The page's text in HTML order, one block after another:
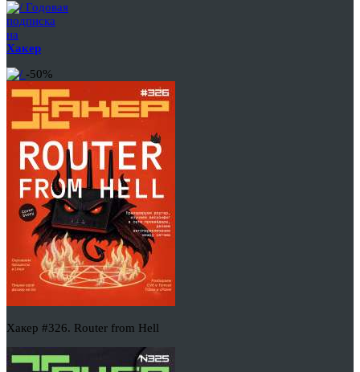
Годовая
подписка
на
Хакер
-50%
Хакер #326. Router from Hell